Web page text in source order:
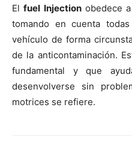
Elfuel Injectionobedece a
tomando en cuenta
vehículo de forma
de la anticontaminación.
fundamental y que
desenvolverse sin
motrices se refiere.